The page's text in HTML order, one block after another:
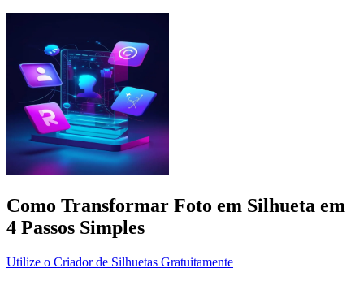
Como Transformar Foto em Silhueta em
4 Passos Simples
Utilize o Criador de Silhuetas Gratuitamente